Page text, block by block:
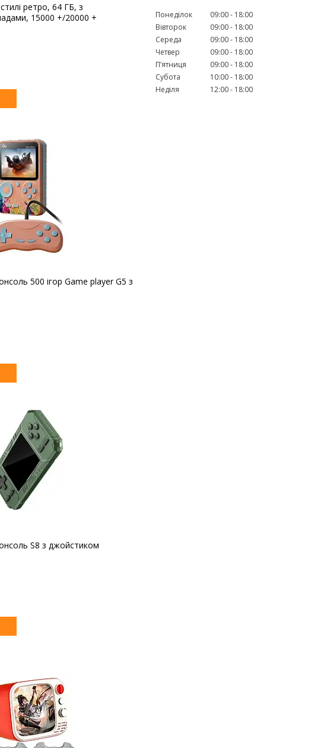
ретро, 64 ГБ, з
15000 +/20000 +
500 ігор Game player G5 з
S8 з джойстиком
Понеділок 09:00
18:00
Вівторок
09:00
18:00
Середа
09:00
18:00
Четвер
09:00
18:00
Пʼятниця
09:00
18:00
Субота
10:00
18:00
Неділя
12:00 18:00